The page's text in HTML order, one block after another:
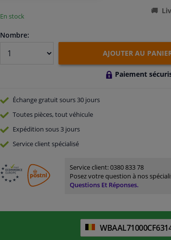
En stock
Nombre:
AJOUTER AU
Paiement
Échange gratuitsours 30 jours
Toutes pièces, tout véhicule
Expédition sous 3 jours
Serviceclient spécialisé
Service client:0380 833 78
Posez votre question à nos
Questions Et Réponses.